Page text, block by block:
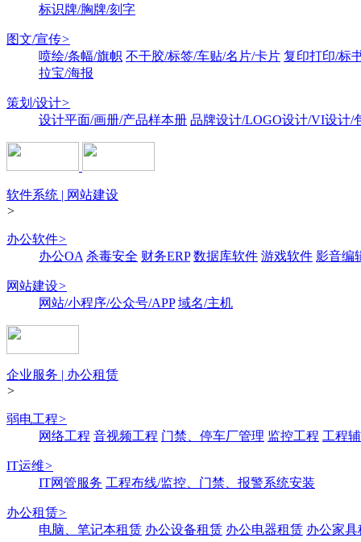
标识牌/胸牌/刻字
图文/宣传>
喷绘/条幅/旗帜 不干胶/标签/车贴/名片/卡片 复印打印/标
拉宝/海报
策划/设计>
设计平面/画册/产品样本册 品牌设计/LOGO设计/VI设计/
软件系统 | 网站建设
>
办公软件>
办公OA 杀毒安全 财务ERP 数据库软件 游戏软件 影音编
网站建设>
网站/小程序/公众号/APP 域名/主机
企业服务 | 办公租赁
>
弱电工程>
网络工程 音视频工程 门禁、停车厂管理 监控工程 工程
IT运维>
IT网管服务 工程布线/监控、门禁、报警系统安装
办公租赁>
电脑、笔记本租赁 办公设备租赁 办公电器租赁 办公家具